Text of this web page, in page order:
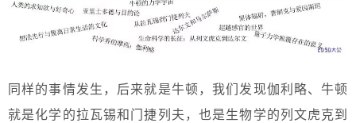
同样的事情发生，后来就是牛顿，我们发现伽利略、牛顿
就是化学的拉瓦锡和门捷列夫，也是生物学的列文虎克到